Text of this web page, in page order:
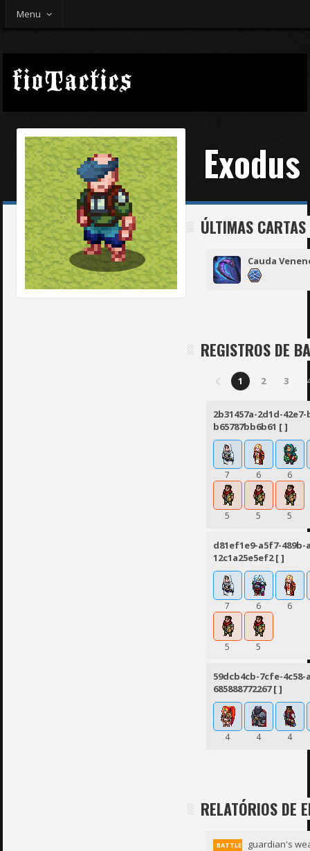
Menu
Exodus
ÚLTIMAS
Cauda
REGISTROS DE
1 2 3
2b31457a-2d1d-
b65787bb6b61 [ ]
7 6 6
5 5 5
d81ef1e9-a5f7-489b-
12c1a25e5ef2 [ ]
7 6 6
5 5
59dcb4cb-7cfe-4c58-
685888772267 [ ]
4 4 4
RELATÓRIOS DE
BATTLE
guardian's